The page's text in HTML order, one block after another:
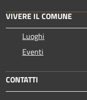
VIVERE IL COMUNE
Luoghi
Eventi
CONTATTI